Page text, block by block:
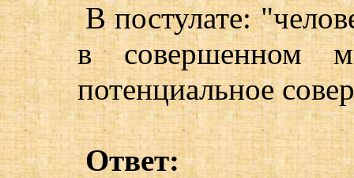
В постулате:
в совершенном
потенциальное
Ответ: